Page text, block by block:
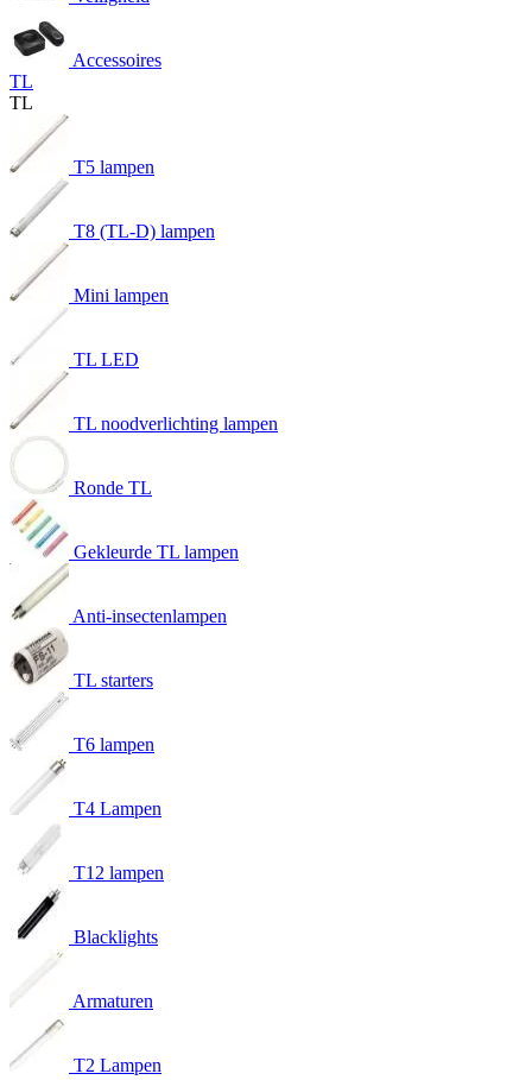
Accessoires
TL
TL
T5 lampen
T8 (TL-D) lampen
Mini lampen
TL LED
TL noodverlichting lampen
Ronde TL
Gekleurde TL lampen
Anti-insectenlampen
TL starters
T6 lampen
T4 Lampen
T12 lampen
Blacklights
Armaturen
T2 Lampen